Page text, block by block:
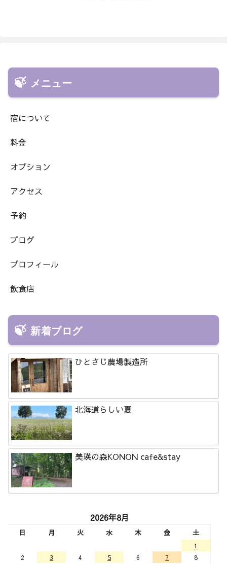
メニュー
宿について
料金
オプション
アクセス
予約
ブログ
プロフィール
飲食店
新着ブログ
ひとさじ農場製造所
北海道らしい夏
美瑛の森KONON cafe&stay
2026年8月
日 月 火 水 木 金
土
1
2
3 4 5 6 7
8